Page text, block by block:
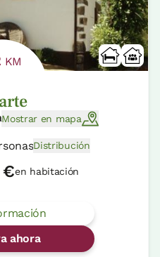
KM
Mostrar en mapa
Distribución
€en habitación
ahora